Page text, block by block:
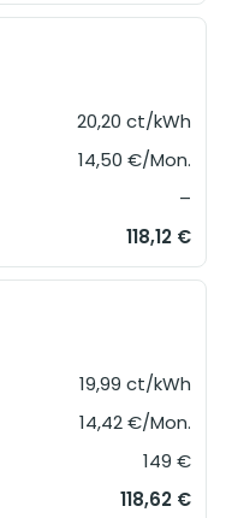
20,20 ct/kWh
14,50 €/Mon.
–
118,12 €
19,99 ct/kWh
14,42 €/Mon.
149 €
118,62 €